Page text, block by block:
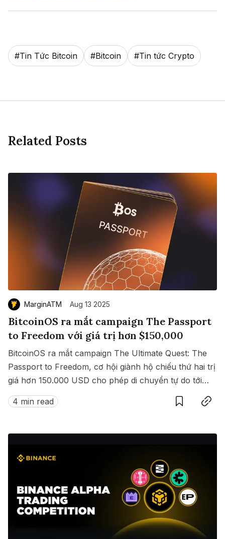
#Tin Tức Bitcoin #Bitcoin #Tin tức Crypto
Related Posts
MarginATM Aug 13 2025
BitcoinOS ra mắt campaign The Passport
to Freedom với giá trị hơn $150,000
BitcoinOS ra mắt campaign The Ultimate Quest: The
Passport to Freedom, cơ hội giành hộ chiếu thứ hai trị
giá hơn 150.000 USD cho phép di chuyển tự do tới
hàng loạt quốc gia không cần visa.
4 min read
SaveCopy link